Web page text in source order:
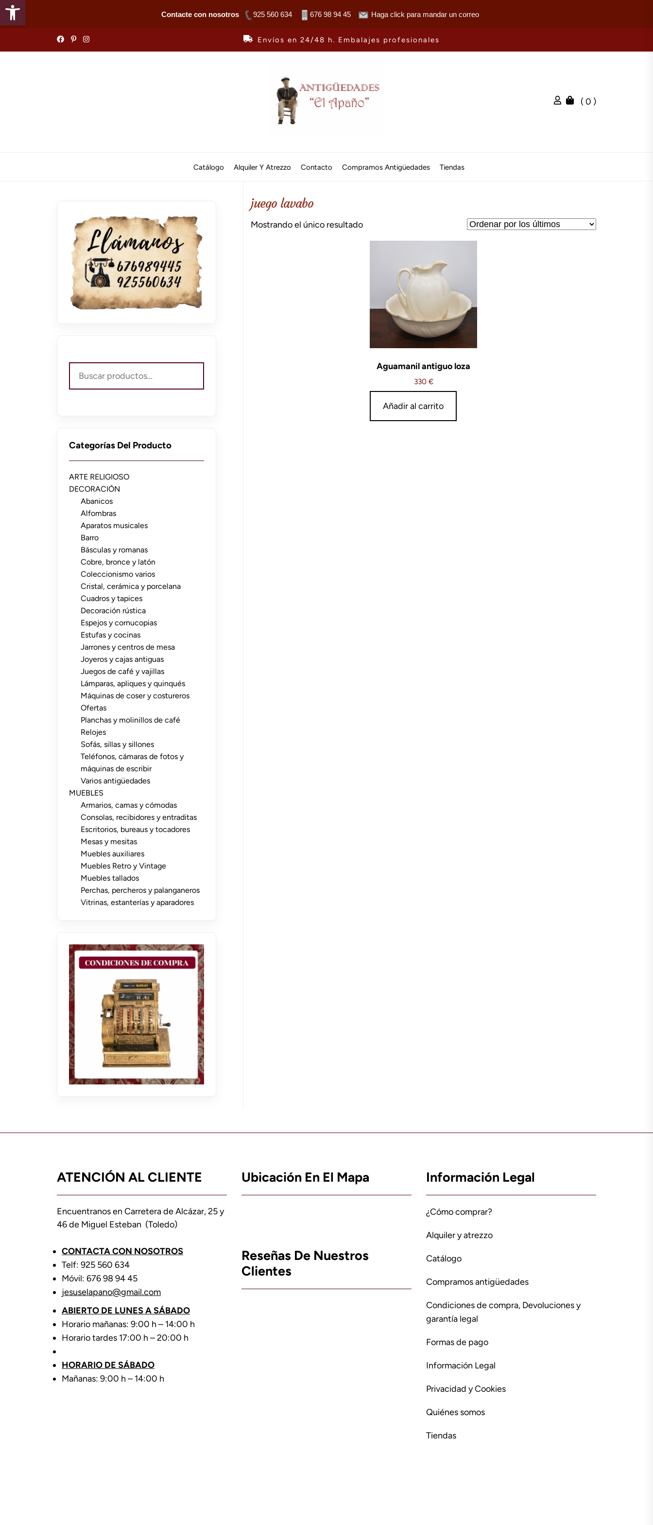
Abrir barra de herramientas
Contacte con nosotros 925 560 634 676 98 94 45 Haga click para mandar un correo
Envíos en 24/48 h. Embalajes profesionales
El
( 0 )
Catálogo Alquiler Y Atrezzo Contacto Compramos Antigüedades Tiendas
juego lavabo
Mostrando el único resultado
Aguamanil antiguo loza
330 €
Añadir al carrito
por:
Categorías Del Producto
ARTE RELIGIOSO
DECORACIÓN
Abanicos
Alfombras
Aparatos musicales
Barro
Básculas y romanas
Cobre, bronce y latón
Coleccionismo varios
Cristal, cerámica y porcelana
Cuadros y tapices
Decoración rústica
Espejos y cornucopias
Estufas y cocinas
Jarrones y centros de mesa
Joyeros y cajas antiguas
Juegos de café y vajillas
Lámparas, apliques y quinqués
Máquinas de coser y costureros
Ofertas
Planchas y molinillos de café
Relojes
Sofás, sillas y sillones
Teléfonos, cámaras de fotos y
máquinas de escribir
Varios antigüedades
MUEBLES
Armarios, camas y cómodas
Consolas, recibidores y entraditas
Escritorios, bureaus y tocadores
Mesas y mesitas
Muebles auxiliares
Muebles Retro y Vintage
Muebles tallados
Perchas, percheros y palanganeros
Vitrinas, estanterías y aparadores
ATENCIÓN AL CLIENTE
Encuentranos en Carretera de Alcázar, 25 y
46 de Miguel Esteban (Toledo)
CONTACTA CON NOSOTROS
Telf: 925 560 634
Móvil: 676 98 94 45
jesuselapano@gmail.com
ABIERTO DE LUNES A SÁBADO
Horario mañanas: 9:00 h – 14:00 h
Horario tardes 17:00 h – 20:00 h
HORARIO DE SÁBADO
Mañanas: 9:00 h – 14:00 h
Ubicación En El Mapa
Reseñas De Nuestros
Clientes
Información Legal
¿Cómo comprar?
Alquiler y atrezzo
Catálogo
Compramos antigüedades
Condiciones de compra, Devoluciones y
garantía legal
Formas de pago
Información Legal
Privacidad y Cookies
Quiénes somos
Tiendas